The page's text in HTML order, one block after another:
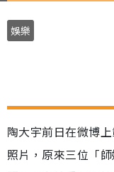
娛樂
陶大宇前日在微博
照片，原來三位「